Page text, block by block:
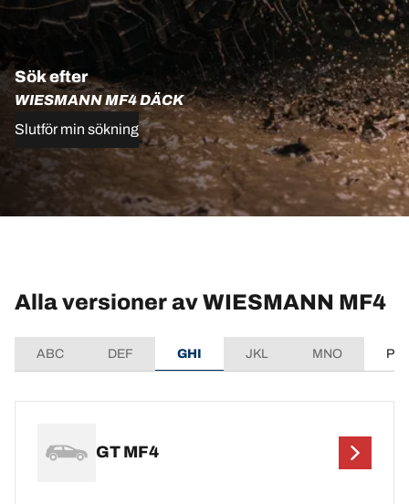
Sök efter
WIESMANN MF4 DÄCK
Slutför min sökning
Alla versioner av WIESMANN MF4
ABC DEF GHI JKL MNO
GT MF4